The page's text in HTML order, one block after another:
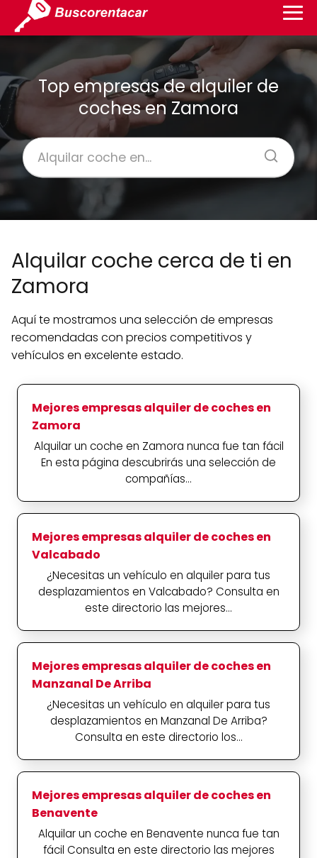
Top empresas de alquiler de
coches en Zamora
Alquilar coche cerca de ti en
Zamora
Aquí te mostramos una selección de empresas
recomendadas con precios competitivos y
vehículos en excelente estado.
Mejores empresas alquiler de coches en
Zamora
Alquilar un coche en Zamora nunca fue tan fácil
En esta página descubrirás una selección de
compañías...
Mejores empresas alquiler de coches en
Valcabado
¿Necesitas un vehículo en alquiler para tus
desplazamientos en Valcabado? Consulta en
este directorio las mejores...
Mejores empresas alquiler de coches en
Manzanal De Arriba
¿Necesitas un vehículo en alquiler para tus
desplazamientos en Manzanal De Arriba?
Consulta en este directorio los...
Mejores empresas alquiler de coches en
Benavente
Alquilar un coche en Benavente nunca fue tan
fácil Consulta en este directorio las mejores